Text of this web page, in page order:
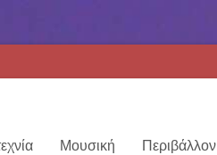
Μουσική Περιβάλλον